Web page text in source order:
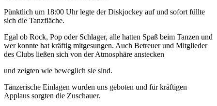
Pünktlich um 18:00 Uhr legte der Diskjockey auf und sofort füllte
sich die Tanzfläche.
Egal ob Rock, Pop oder Schlager, alle hatten Spaß beim Tanzen und
wer konnte hat kräftig mitgesungen. Auch Betreuer und Mitglieder
des Clubs ließen sich von der Atmosphäre anstecken
und zeigten wie beweglich sie sind.
Tänzerische Einlagen wurden uns geboten und für kräftigen
Applaus sorgten die Zuschauer.